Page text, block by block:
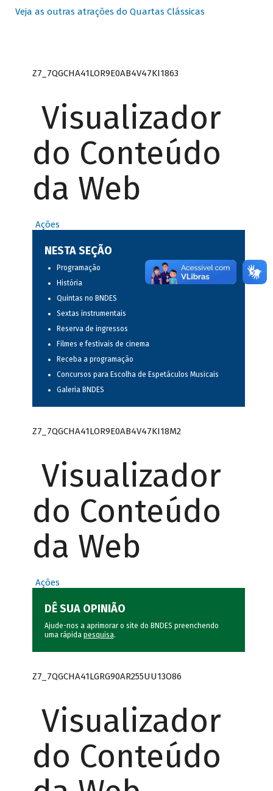
Veja as outras atrações do Quartas Clássicas
Z7_7QGCHA41LOR9E0AB4V47KI1863
Visualizador
do Conteúdo
da Web
Ações
NESTA SEÇÃO
Programação
História
Quintas no BNDES
Sextas instrumentais
Reserva de ingressos
Filmes e festivais de cinema
Receba a programação
Concursos para Escolha de Espetáculos Musicais
Galeria BNDES
Z7_7QGCHA41LOR9E0AB4V47KI18M2
Visualizador
do Conteúdo
da Web
Ações
DÊ SUA OPINIÃO
Ajude-nos a aprimorar o site do BNDES preenchendo
uma rápida pesquisa.
Z7_7QGCHA41LGRG90AR255UU13O86
Visualizador
do Conteúdo